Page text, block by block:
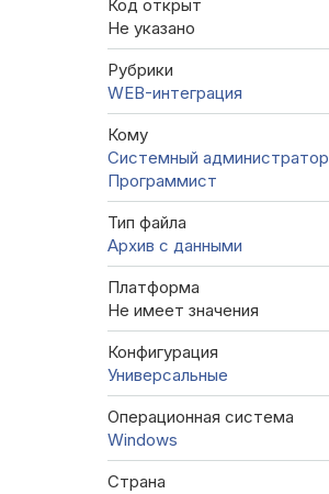
Код открыт
Не указано
Рубрики
WEB-интеграция
Кому
Системный администратор
Программист
Тип файла
Архив с данными
Платформа
Не имеет значения
Конфигурация
Универсальные
Операционная система
Windows
Страна